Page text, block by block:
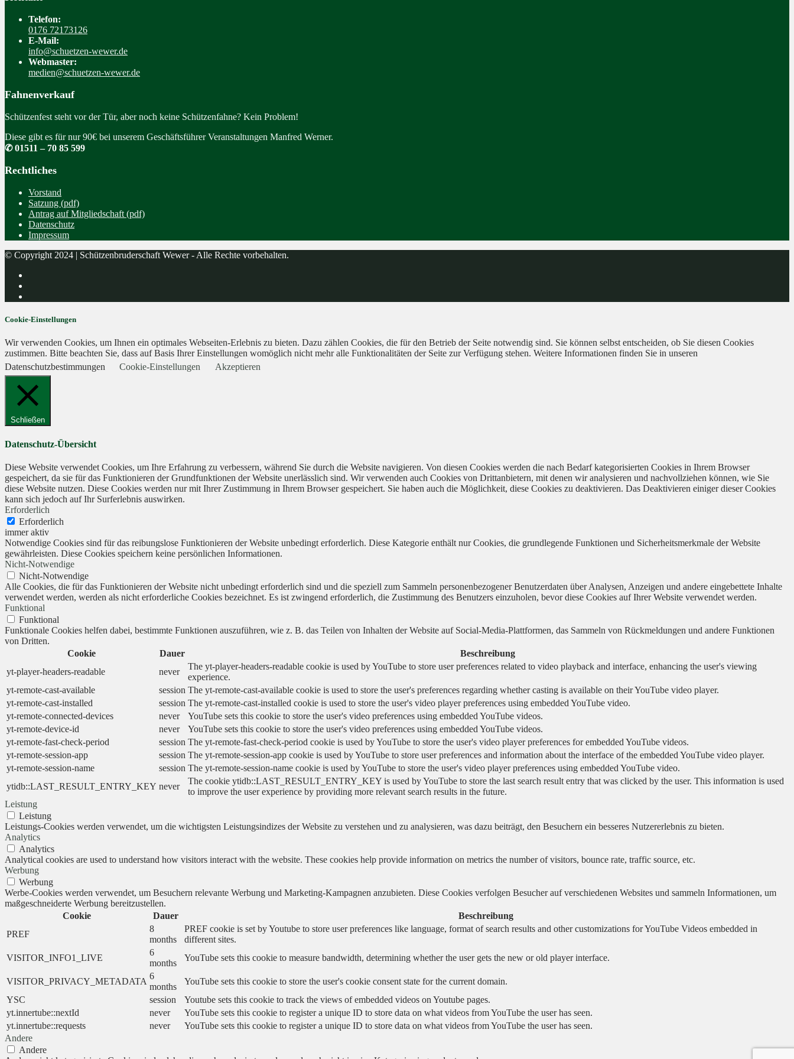
Telefon:
0176 72173126
E-Mail:
info@schuetzen-wewer.de
Webmaster:
medien@schuetzen-wewer.de
Fahnenverkauf
Schützenfest steht vor der Tür, aber noch keine Schützenfahne? Kein Problem!
Diese gibt es für nur 90€ bei unserem Geschäftsführer Veranstaltungen Manfred Werner.
✆ 01511 – 70 85 599
Rechtliches
Vorstand
Satzung (pdf)
Antrag auf Mitgliedschaft (pdf)
Datenschutz
Impressum
© Copyright 2024 | Schützenbruderschaft Wewer - Alle Rechte vorbehalten.
Cookie-Einstellungen
Wir verwenden Cookies, um Ihnen ein optimales Webseiten-Erlebnis zu bieten. Dazu zählen Cookies, die für den Betrieb der Seite notwendig sind. Sie können selbst entscheiden, ob Sie diesen Cookies
zustimmen. Bitte beachten Sie, dass auf Basis Ihrer Einstellungen womöglich nicht mehr alle Funktionalitäten der Seite zur Verfügung stehen. Weitere Informationen finden Sie in unseren
Datenschutzbestimmungen
Cookie-Einstellungen Akzeptieren
Schließen
Datenschutz-Übersicht
Diese Website verwendet Cookies, um Ihre Erfahrung zu verbessern, während Sie durch die Website navigieren. Von diesen Cookies werden die nach Bedarf kategorisierten Cookies in Ihrem Browser
gespeichert, da sie für das Funktionieren der Grundfunktionen der Website unerlässlich sind. Wir verwenden auch Cookies von Drittanbietern, mit denen wir analysieren und nachvollziehen können, wie Sie
diese Website nutzen. Diese Cookies werden nur mit Ihrer Zustimmung in Ihrem Browser gespeichert. Sie haben auch die Möglichkeit, diese Cookies zu deaktivieren. Das Deaktivieren einiger dieser Cookies
kann sich jedoch auf Ihr Surferlebnis auswirken.
Erforderlich
Erforderlich
immer aktiv
Notwendige Cookies sind für das reibungslose Funktionieren der Website unbedingt erforderlich. Diese Kategorie enthält nur Cookies, die grundlegende Funktionen und Sicherheitsmerkmale der Website
gewährleisten. Diese Cookies speichern keine persönlichen Informationen.
Nicht-Notwendige
Nicht-Notwendige
Alle Cookies, die für das Funktionieren der Website nicht unbedingt erforderlich sind und die speziell zum Sammeln personenbezogener Benutzerdaten über Analysen, Anzeigen und andere eingebettete Inhalte
verwendet werden, werden als nicht erforderliche Cookies bezeichnet. Es ist zwingend erforderlich, die Zustimmung des Benutzers einzuholen, bevor diese Cookies auf Ihrer Website verwendet werden.
Funktional
Funktional
Funktionale Cookies helfen dabei, bestimmte Funktionen auszuführen, wie z. B. das Teilen von Inhalten der Website auf Social-Media-Plattformen, das Sammeln von Rückmeldungen und andere Funktionen
von Dritten.
Cookie
Dauer
Beschreibung
yt-player-headers-readable
never
The yt-player-headers-readable cookie is used by YouTube to store user preferences related to video playback and interface, enhancing the user's viewing
experience.
yt-remote-cast-available
session The yt-remote-cast-available cookie is used to store the user's preferences regarding whether casting is available on their YouTube video player.
yt-remote-cast-installed
session The yt-remote-cast-installed cookie is used to store the user's video player preferences using embedded YouTube video.
yt-remote-connected-devices
never
YouTube sets this cookie to store the user's video preferences using embedded YouTube videos.
yt-remote-device-id
never
YouTube sets this cookie to store the user's video preferences using embedded YouTube videos.
yt-remote-fast-check-period
session The yt-remote-fast-check-period cookie is used by YouTube to store the user's video player preferences for embedded YouTube videos.
yt-remote-session-app
session The yt-remote-session-app cookie is used by YouTube to store user preferences and information about the interface of the embedded YouTube video player.
yt-remote-session-name
session The yt-remote-session-name cookie is used by YouTube to store the user's video player preferences using embedded YouTube video.
ytidb::LAST_RESULT_ENTRY_KEY never
The cookie ytidb::LAST_RESULT_ENTRY_KEY is used by YouTube to store the last search result entry that was clicked by the user. This information is used
to improve the user experience by providing more relevant search results in the future.
Leistung
Leistung
Leistungs-Cookies werden verwendet, um die wichtigsten Leistungsindizes der Website zu verstehen und zu analysieren, was dazu beiträgt, den Besuchern ein besseres Nutzererlebnis zu bieten.
Analytics
Analytics
Analytical cookies are used to understand how visitors interact with the website. These cookies help provide information on metrics the number of visitors, bounce rate, traffic source, etc.
Werbung
Werbung
Werbe-Cookies werden verwendet, um Besuchern relevante Werbung und Marketing-Kampagnen anzubieten. Diese Cookies verfolgen Besucher auf verschiedenen Websites und sammeln Informationen, um
maßgeschneiderte Werbung bereitzustellen.
Cookie
Dauer
Beschreibung
PREF
8
months
PREF cookie is set by Youtube to store user preferences like language, format of search results and other customizations for YouTube Videos embedded in
different sites.
VISITOR_INFO1_LIVE
6
months
YouTube sets this cookie to measure bandwidth, determining whether the user gets the new or old player interface.
VISITOR_PRIVACY_METADATA
6
months
YouTube sets this cookie to store the user's cookie consent state for the current domain.
YSC
session
Youtube sets this cookie to track the views of embedded videos on Youtube pages.
yt.innertube::nextId
never
YouTube sets this cookie to register a unique ID to store data on what videos from YouTube the user has seen.
yt.innertube::requests
never
YouTube sets this cookie to register a unique ID to store data on what videos from YouTube the user has seen.
Andere
Andere